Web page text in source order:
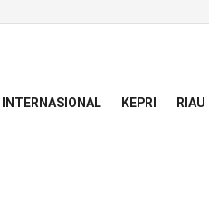
INTERNASIONAL KEPRI RIAU